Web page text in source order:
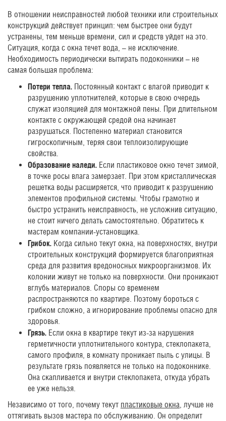
В отношении неисправностей любой техники или строительных
конструкций действует принцип: чем быстрее они будут
устранены, тем меньше времени, сил и средств уйдет на это.
Ситуация, когда с окна течет вода, – не исключение.
Необходимость периодически вытирать подоконники – не
самая большая проблема:
Потери тепла. Постоянный контакт с влагой приводит к
разрушению уплотнителей, которые в свою очередь
служат изоляцией для монтажной пены. При длительном
контакте с окружающей средой она начинает
разрушаться. Постепенно материал становится
гигроскопичным, теряя свои теплоизолирующие
свойства.
Образование наледи. Если пластиковое окно течет зимой,
в точке росы влага замерзает. При этом кристаллическая
решетка воды расширяется, что приводит к разрушению
элементов профильной системы. Чтобы грамотно и
быстро устранить неисправность, не усложнив ситуацию,
не стоит ничего делать самостоятельно. Обратитесь к
мастерам компании-установщика.
Грибок. Когда сильно текут окна, на поверхностях, внутри
строительных конструкций формируется благоприятная
среда для развития вредоносных микроорганизмов. Их
колонии живут не только на поверхности. Они проникают
вглубь материалов. Споры со временем
распространяются по квартире. Поэтому бороться с
грибком сложно, а игнорирование проблемы опасно для
здоровья.
Грязь. Если окна в квартире текут из-за нарушения
герметичности уплотнительного контура, стеклопакета,
самого профиля, в комнату проникает пыль с улицы. В
результате грязь появляется не только на подоконнике.
Она скапливается и внутри стеклопакета, откуда убрать
ее уже нельзя.
Независимо от того, почему текут пластиковые окна, лучше не
оттягивать вызов мастера по обслуживанию. Он определит